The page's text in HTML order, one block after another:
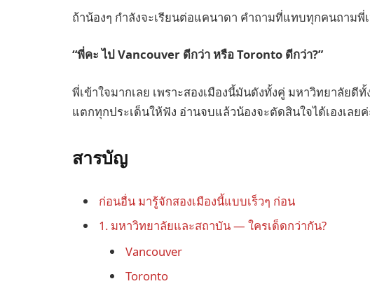
ถ้าน้องๆ กำลังจะเรียนต่อแคนาดา คำถามที่แทบทุกคนถามพี่
“พี่คะ ไป Vancouver ดีกว่า หรือ Toronto ดีกว่า?”
พี่เข้าใจมากเลย เพราะสองเมืองนี้มันดังทั้งคู่ มหาวิทยาลัยดี
แตกทุกประเด็นให้ฟัง อ่านจบแล้วน้องจะตัดสินใจได้เองเลย
สารบัญ
ก่อนอื่น มารู้จักสองเมืองนี้แบบเร็วๆ ก่อน
1. มหาวิทยาลัยและสถาบัน — ใครเด็ดกว่ากัน?
Vancouver
Toronto